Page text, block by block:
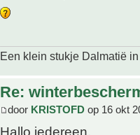
Een klein stukje Dalmatië
Re:
door KRISTOFD op 16 okt
Hallo iedereen,